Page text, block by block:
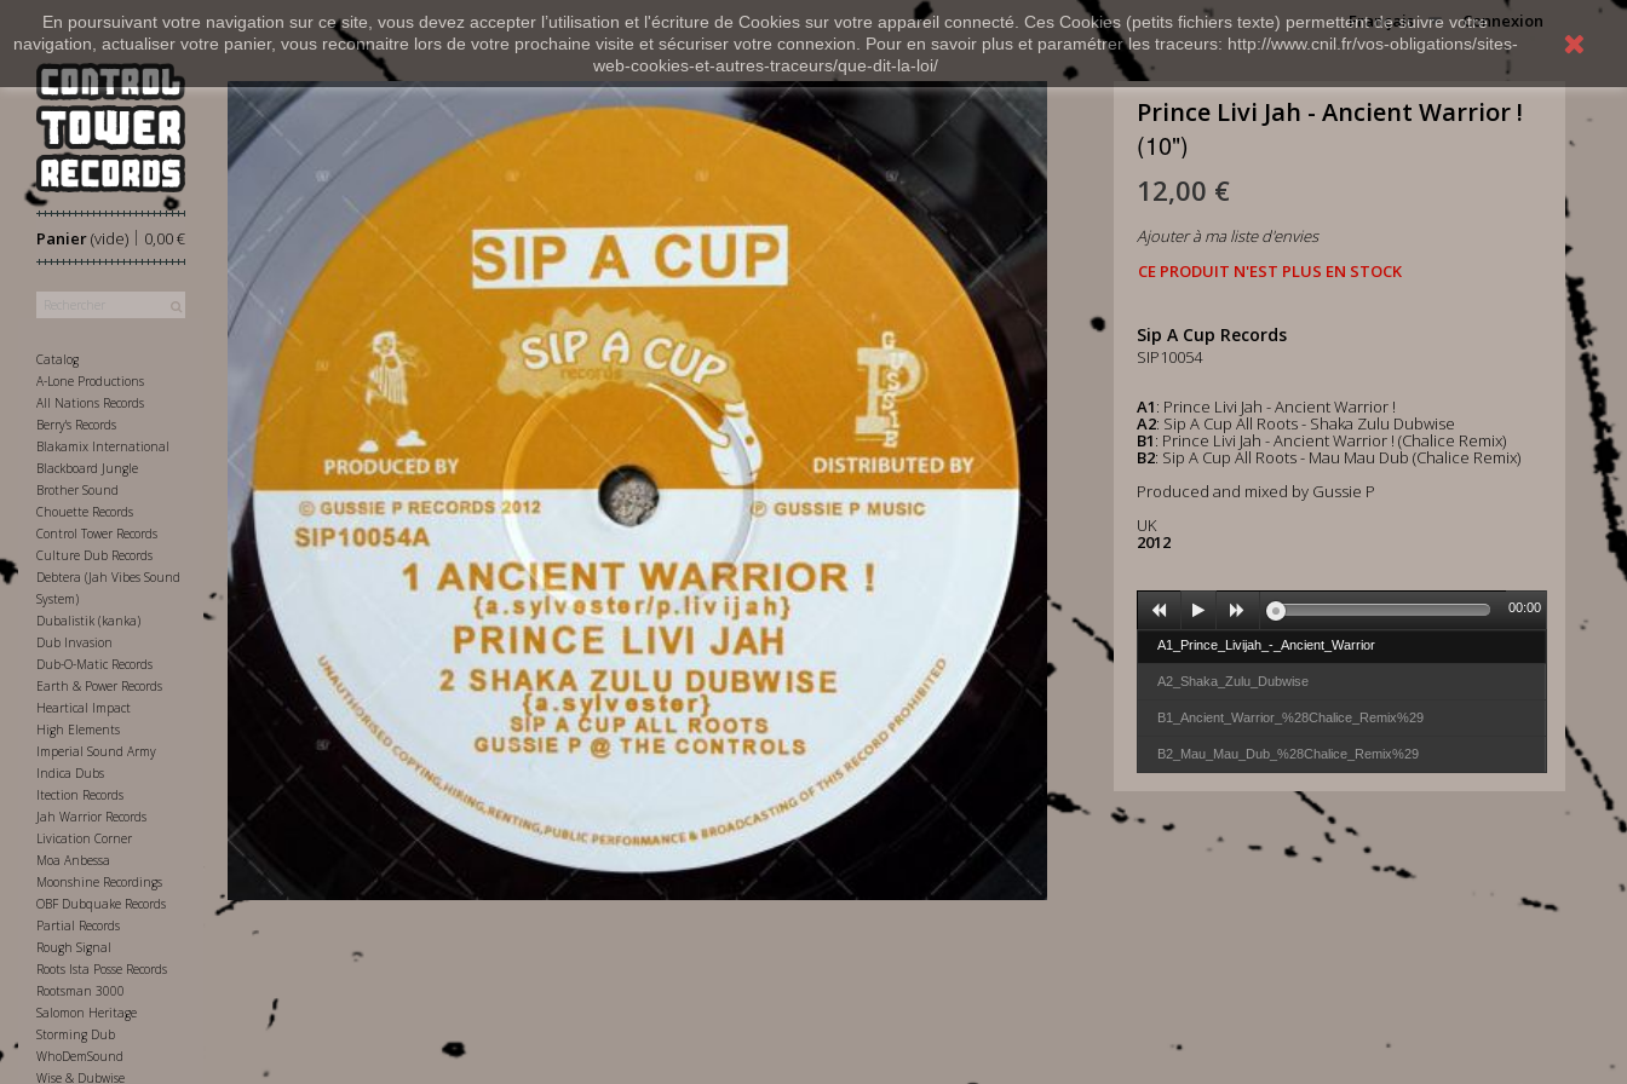
En poursuivant votre navigation sur ce site, vous devez accepter l’utilisation et l'écriture de Cookies sur votre appareil connecté. Ces Cookies (petits fichiers texte) permettent de suivre votre
navigation, actualiser votre panier, vous reconnaitre lors de votre prochaine visite et sécuriser votre connexion. Pour en savoir plus et paramétrer les traceurs: http://www.cnil.fr/vos-obligations/sites-
web-cookies-et-autres-traceurs/que-dit-la-loi/
Connexion
Français
Panier 0,00 €
|
(vide)
Catalog
A-Lone Productions
All Nations Records
Berry's Records
Blakamix International
Blackboard Jungle
Brother Sound
Chouette Records
Control Tower Records
Culture Dub Records
Debtera (Jah Vibes Sound
System)
Dubalistik (kanka)
Dub Invasion
Dub-O-Matic Records
Earth & Power Records
Heartical Impact
High Elements
Imperial Sound Army
Indica Dubs
Itection Records
Jah Warrior Records
Livication Corner
Moa Anbessa
Moonshine Recordings
OBF Dubquake Records
Partial Records
Rough Signal
Roots Ista Posse Records
Rootsman 3000
Salomon Heritage
Storming Dub
WhoDemSound
Wise & Dubwise
Prince Livi Jah - Ancient Warrior !
(10")
12,00 €
Ajouter à ma liste d'envies
CE PRODUIT N'EST PLUS EN STOCK
Sip A Cup Records
SIP10054
A1: Prince Livi Jah - Ancient Warrior !
A2: Sip A Cup All Roots - Shaka Zulu Dubwise
B1: Prince Livi Jah - Ancient Warrior ! (Chalice Remix)
B2: Sip A Cup All Roots - Mau Mau Dub (Chalice Remix)
Produced and mixed by Gussie P
UK
2012
A1_Prince_Livijah_-_Ancient_Warrior
A2_Shaka_Zulu_Dubwise
B1_Ancient_Warrior_%28Chalice_Remix%29
B2_Mau_Mau_Dub_%28Chalice_Remix%29
00:00